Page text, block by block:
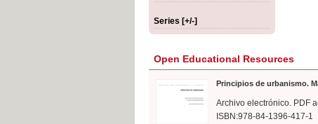
Series [+/-]
Open Educational Resources
Principios de urbanismo.
Archivo electrónico. PDF
ISBN:978-84-1396-417-1